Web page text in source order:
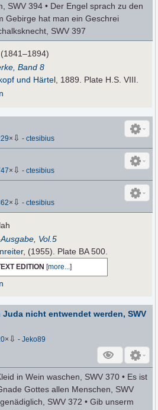
SWV 394 • Der Engel sprach zu den
Gebirge hat man ein Geschrei
SWV 397
(1841–1894)
Band 8
und Härtel, 1889. Plate H.S. VIII.
× ⇩ -ctesibius
× ⇩ -ctesibius
× ⇩ -ctesibius
Vol.5
, (1955). Plate BA 500.
EDITION [more...]
nicht entwendet werden, SWV
× ⇩ -Jeko89
in Wein waschen, SWV 370 • Es ist
Gottes allen Menschen, SWV
SWV 372 • Gib unserm